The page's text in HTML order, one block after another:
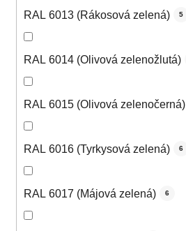
RAL 6013 (Rákosová zelená) 5
RAL 6014 (Olivová zelenožlutá)
RAL 6015 (Olivová zelenočerná)
RAL 6016 (Tyrkysová zelená) 6
RAL 6017 (Májová zelená) 6